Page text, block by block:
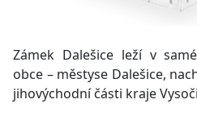
Zámek Dalešice leží v
obce – městyse Dalešice,
jihovýchodní části kraje